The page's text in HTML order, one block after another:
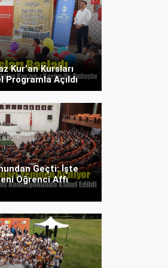
Kur’an Kursları
Programla Açıldı
Geçti: İşte
Öğrenci Affı